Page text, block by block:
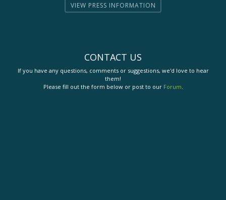
VIEW PRESS INFORMATION
CONTACT US
If you have any questions, comments or suggestions, we'd love to hear
them!
Please fill out the form below or post to our Forum.